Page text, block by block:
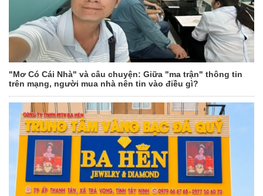
"Mơ Có Cái Nhà" và câu chuyện: Giữa "ma trận" thông tin
trên mạng, người mua nhà nên tin vào điều gì?